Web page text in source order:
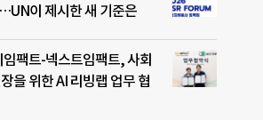
이 제시한 새 기준은
임팩트-넥스트임팩트, 사회
을 위한 AI 리빙랩 업무 협